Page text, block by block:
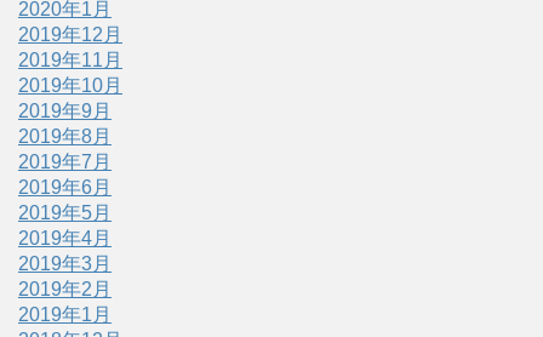
2020年1月
2019年12月
2019年11月
2019年10月
2019年9月
2019年8月
2019年7月
2019年6月
2019年5月
2019年4月
2019年3月
2019年2月
2019年1月